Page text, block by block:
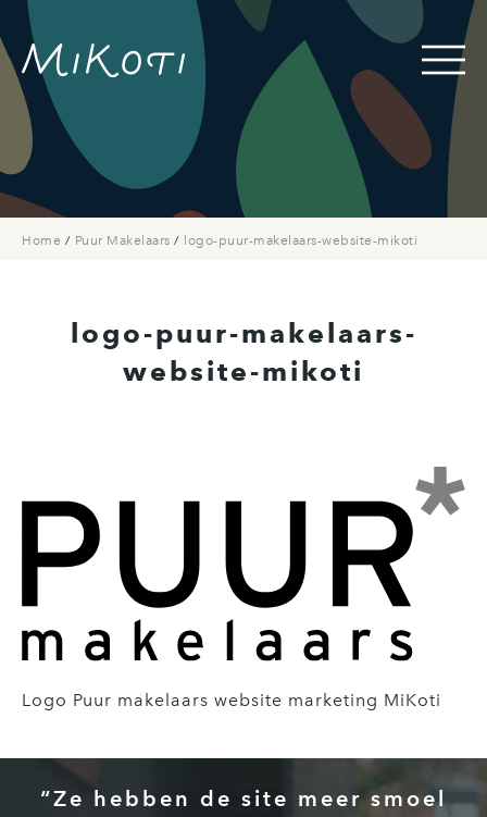
Home / Puur Makelaars / logo-puur-makelaars-website-mikoti
logo-puur-makelaars-
website-mikoti
Logo Puur makelaars website marketing MiKoti
“Ze hebben de site meer smoel